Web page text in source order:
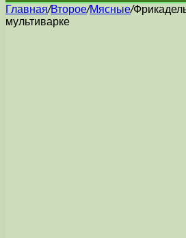
Главная/Второе/Мясные/
мультиварке